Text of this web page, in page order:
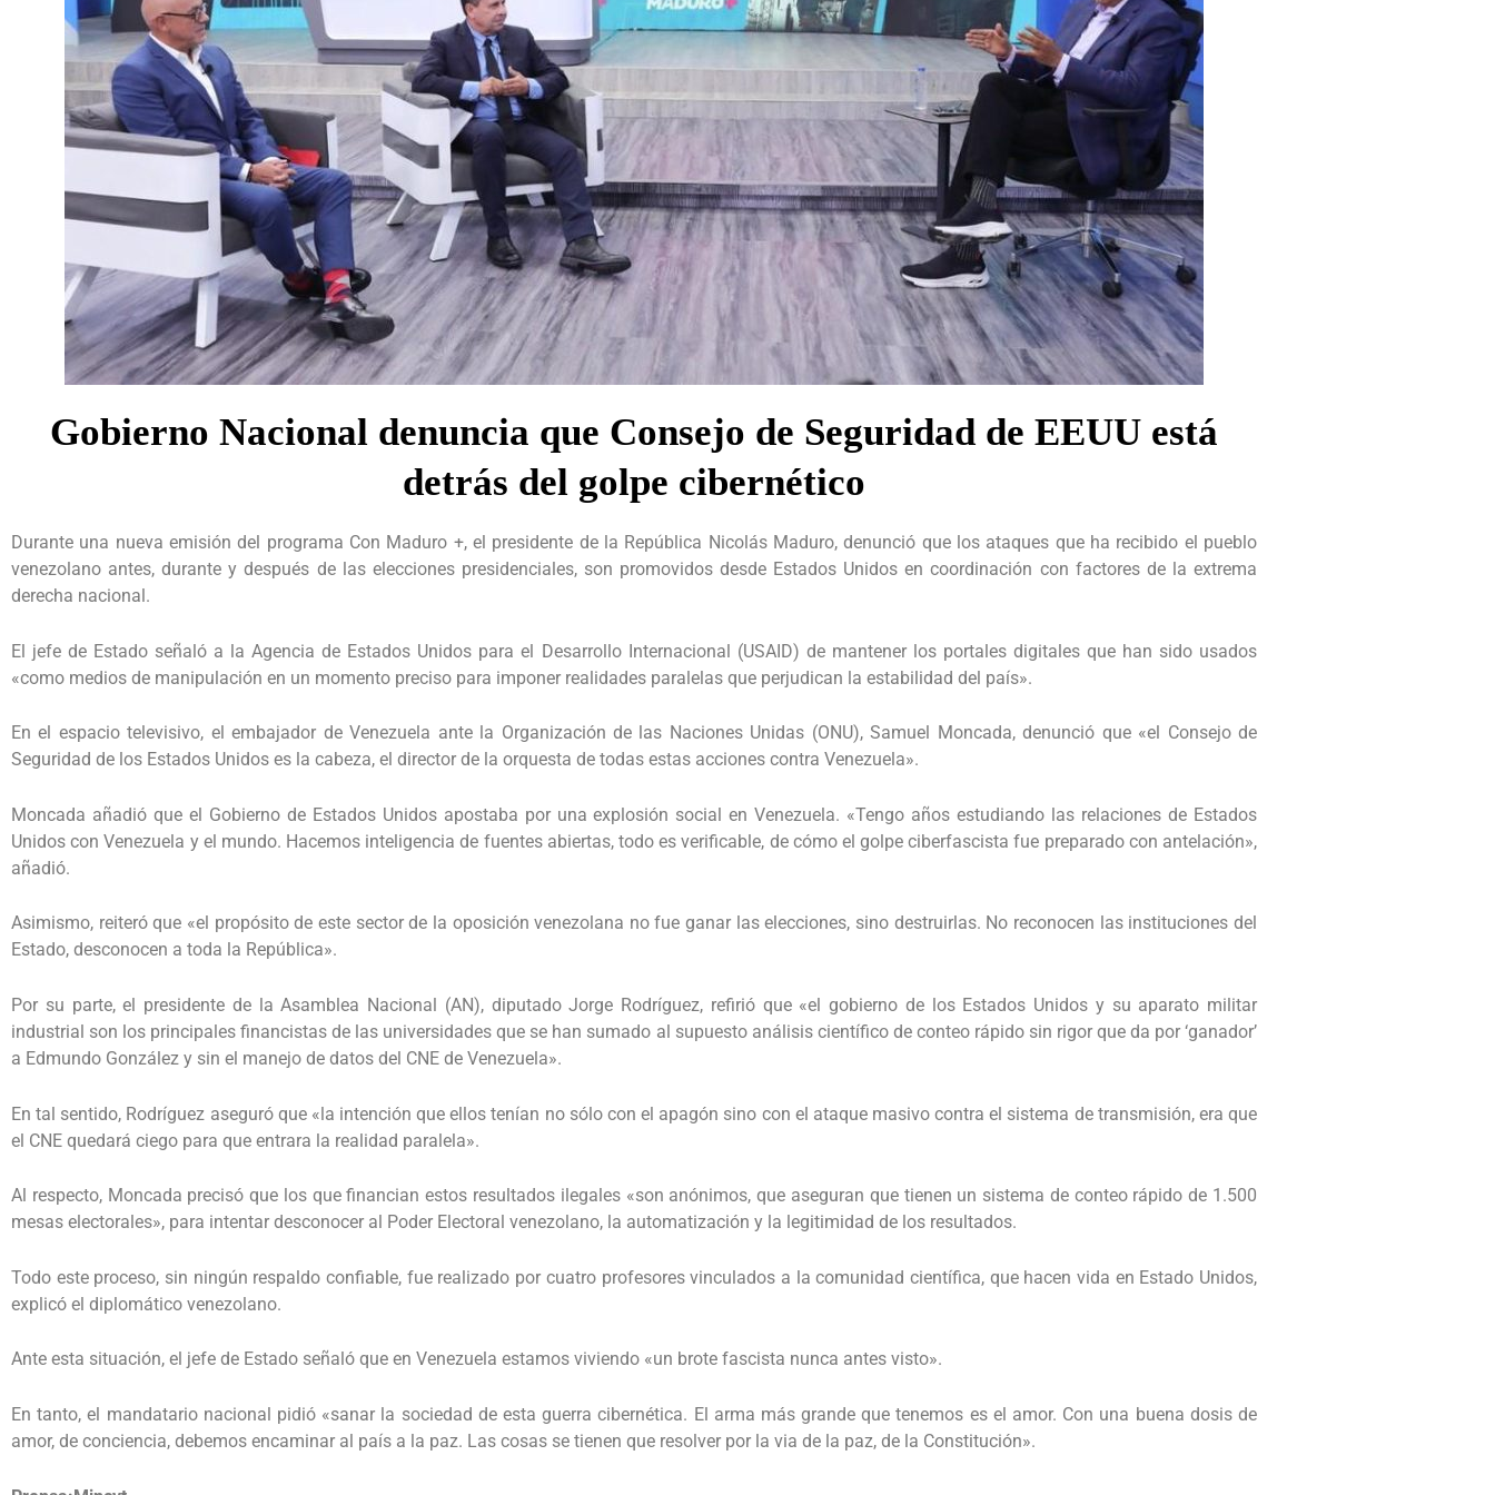
Gobierno Nacional denuncia que Consejo de Seguridad de EEUU está
detrás del golpe cibernético
Durante una nueva emisión del programa Con Maduro +, el presidente de la República Nicolás Maduro, denunció que los ataques que ha recibido el pueblo
venezolano antes, durante y después de las elecciones presidenciales, son promovidos desde Estados Unidos en coordinación con factores de la extrema
derecha nacional.
El jefe de Estado señaló a la Agencia de Estados Unidos para el Desarrollo Internacional (USAID) de mantener los portales digitales que han sido usados
«como medios de manipulación en un momento preciso para imponer realidades paralelas que perjudican la estabilidad del país».
En el espacio televisivo, el embajador de Venezuela ante la Organización de las Naciones Unidas (ONU), Samuel Moncada, denunció que «el Consejo de
Seguridad de los Estados Unidos es la cabeza, el director de la orquesta de todas estas acciones contra Venezuela».
Moncada añadió que el Gobierno de Estados Unidos apostaba por una explosión social en Venezuela. «Tengo años estudiando las relaciones de Estados
Unidos con Venezuela y el mundo. Hacemos inteligencia de fuentes abiertas, todo es verificable, de cómo el golpe ciberfascista fue preparado con antelación»,
añadió.
Asimismo, reiteró que «el propósito de este sector de la oposición venezolana no fue ganar las elecciones, sino destruirlas. No reconocen las instituciones del
Estado, desconocen a toda la República».
Por su parte, el presidente de la Asamblea Nacional (AN), diputado Jorge Rodríguez, refirió que «el gobierno de los Estados Unidos y su aparato militar
industrial son los principales financistas de las universidades que se han sumado al supuesto análisis científico de conteo rápido sin rigor que da por ‘ganador’
a Edmundo González y sin el manejo de datos del CNE de Venezuela».
En tal sentido, Rodríguez aseguró que «la intención que ellos tenían no sólo con el apagón sino con el ataque masivo contra el sistema de transmisión, era que
el CNE quedará ciego para que entrara la realidad paralela».
Al respecto, Moncada precisó que los que financian estos resultados ilegales «son anónimos, que aseguran que tienen un sistema de conteo rápido de 1.500
mesas electorales», para intentar desconocer al Poder Electoral venezolano, la automatización y la legitimidad de los resultados.
Todo este proceso, sin ningún respaldo confiable, fue realizado por cuatro profesores vinculados a la comunidad científica, que hacen vida en Estado Unidos,
explicó el diplomático venezolano.
Ante esta situación, el jefe de Estado señaló que en Venezuela estamos viviendo «un brote fascista nunca antes visto».
En tanto, el mandatario nacional pidió «sanar la sociedad de esta guerra cibernética. El arma más grande que tenemos es el amor. Con una buena dosis de
amor, de conciencia, debemos encaminar al país a la paz. Las cosas se tienen que resolver por la via de la paz, de la Constitución».